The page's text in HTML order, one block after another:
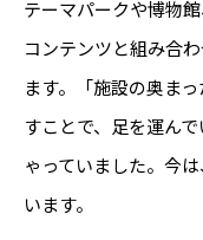
テーマパークや博物
コンテンツと組み合
ます。「施設の奥ま
すことで、足を運ん
ゃっていました。今
います。